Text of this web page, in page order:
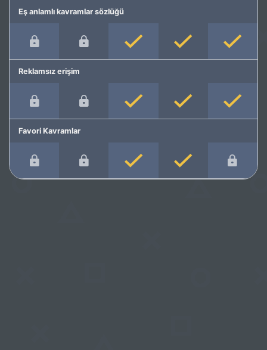
Eş anlamlı kavramlar sözlüğü
Reklamsız erişim
Favori Kavramlar